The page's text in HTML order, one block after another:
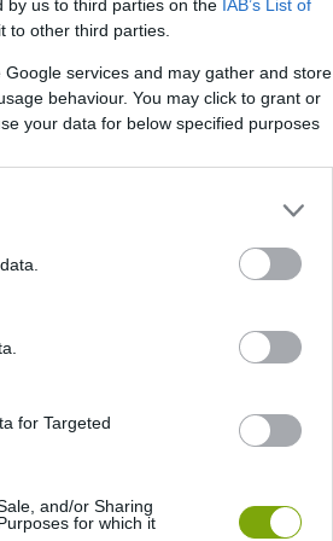
by us to third parties on the IAB’s List of
to other third parties.
services and may gather and store
behaviour. You may click to grant or
your data for below specified purposes
for Targeted
and/or Sharing
for which it
a valamivel
lenmag is kitűnően
a